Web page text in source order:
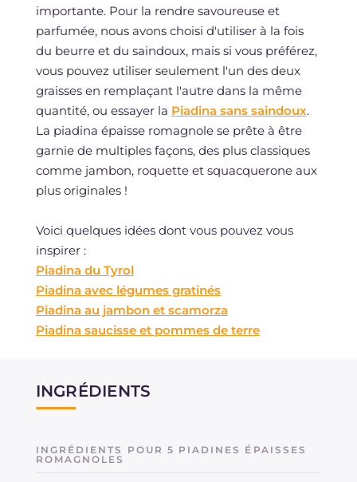
importante. Pour la rendre savoureuse et
parfumée, nous avons choisi d'utiliser à la fois
du beurre et du saindoux, mais si vous préférez,
vous pouvez utiliser seulement l'un des deux
graisses en remplaçant l'autre dans la même
quantité, ou essayer la Piadina sans saindoux.
La piadina épaisse romagnole se prête à être
garnie de multiples façons, des plus classiques
comme jambon, roquette et squacquerone aux
plus originales !
Voici quelques idées dont vous pouvez vous
inspirer :
Piadina du Tyrol
Piadina avec légumes gratinés
Piadina au jambon et scamorza
Piadina saucisse et pommes de terre
INGRÉDIENTS
INGRÉDIENTS POUR 5 PIADINES ÉPAISSES
ROMAGNOLES